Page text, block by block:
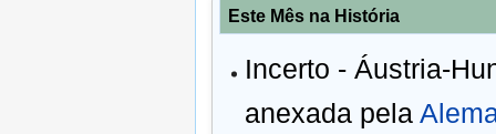
Este Mês na História
Incerto - Áustria-
anexada pela